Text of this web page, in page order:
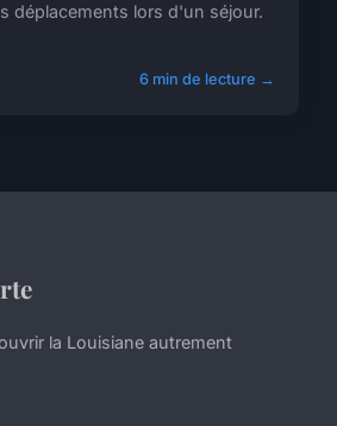
déplacements lors d'un séjour.
6 min de lecture →
la Louisiane autrement